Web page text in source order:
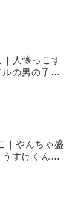
人懐っこす
の男の子ラ
｜やんちゃ盛
すけくん～